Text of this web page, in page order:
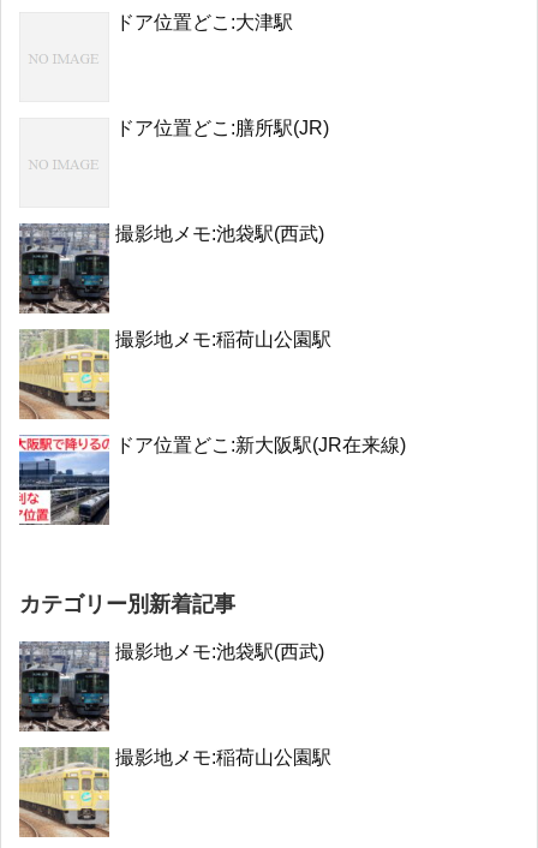
ドア位置どこ:大津駅
ドア位置どこ:膳所駅(JR)
撮影地メモ:池袋駅(西武)
撮影地メモ:稲荷山公園駅
ドア位置どこ:新大阪駅(JR在来線)
カテゴリー別新着記事
撮影地メモ:池袋駅(西武)
撮影地メモ:稲荷山公園駅